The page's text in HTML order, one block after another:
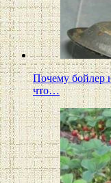
Почему бойлер
что…